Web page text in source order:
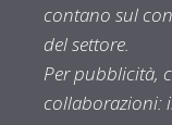
contano sul
del settore.
Per pubblicità,
collaborazioni: